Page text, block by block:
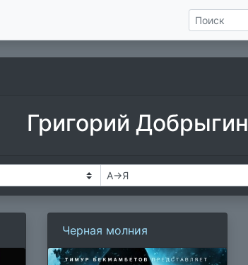
Григорий Добрыгин
Черная молния